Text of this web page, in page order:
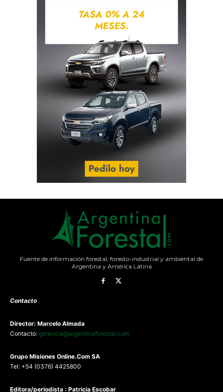
Fuente de información forestal, foresto-industrial y ambiental de
Argentina y América Latina
Contacto
Director: Marcelo Almada
Contacto: gerencia@argentinaforestal.com
Grupo Misiones Online.Com SA
Tel: +54 (0376) 4425800
Editora/periodista : Patricia Escobar